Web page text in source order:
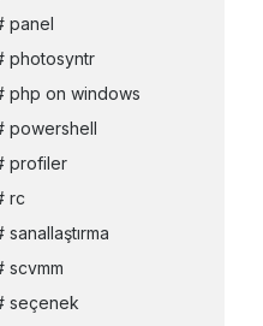
panel
photosyntr
php on windows
powershell
profiler
rc
sanallaştırma
scvmm
seçenek